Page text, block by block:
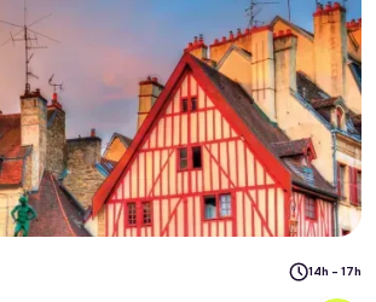
14h - 17h